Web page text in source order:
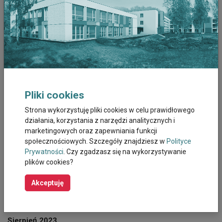
Luty 2026
Styczeń 2026
Grudzień 2025
Październik 2025
Wrzesień 2025
Sierpień 2025
Październik 2023
Pliki cookies
Strona wykorzystuję pliki cookies w celu prawidłowego
działania, korzystania z narzędzi analitycznych i
marketingowych oraz zapewniania funkcji
społecznościowych. Szczegóły znajdziesz w Polityce
Prywatności. Czy zgadzasz się na wykorzystywanie
plików cookies?
Akceptuję